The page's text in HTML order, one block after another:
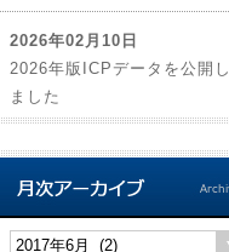
2026年02月10日
2026年版ICPデータを公開し
ました